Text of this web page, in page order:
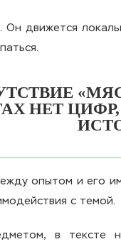
Он движется
НЕТ
опытом и его
с темой.
в тексте